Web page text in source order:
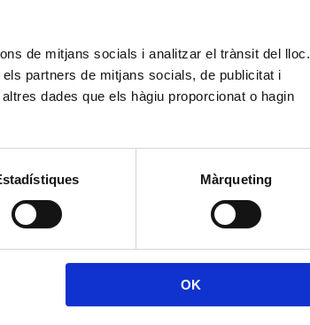
de mitjans socials i analitzar el trànsit del lloc.
partners de mitjans socials, de publicitat i
dades que els hàgiu proporcionat o hagin
Màrqueting
OK